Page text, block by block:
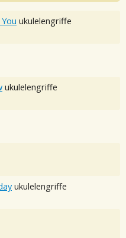
ukulelengriffe
ukulelengriffe
ukulelengriffe